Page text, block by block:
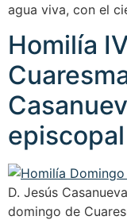
agua viva, con el
Homilía
D. Jesús
domingo de